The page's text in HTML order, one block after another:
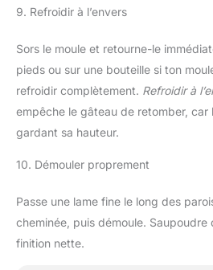
9. Refroidir à l’envers
Sors le moule et retourne-le
pieds ou sur une bouteille si ton
refroidir complètement. Refroidir à
empêche le gâteau de retomber,
gardant sa hauteur.
10. Démouler proprement
Passe une lame fine le long des
cheminée, puis démoule.
finition nette.